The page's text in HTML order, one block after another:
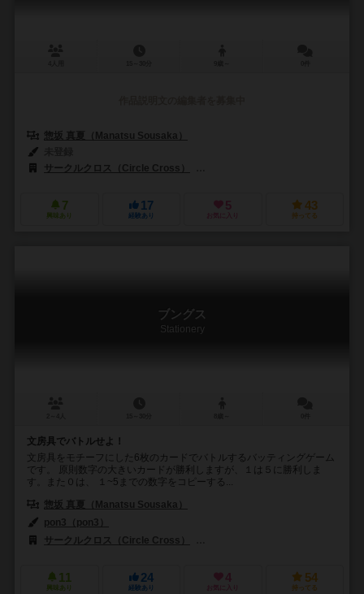
惣坂 真夏（Manatsu Sousaka）
サークルクロス（Circle Cross）
7
興味あり
17
経験あり
5
お気に入り
43
持ってる
ブングス
Stationery
文房具でバトルせよ！
文房具をモチーフにした6枚のカードでバトルするバッティングゲーム
です。 原則数字の大きいカードが勝利しますが、１は５に勝利しま
す。また０は、 １~5までの数字をコピーする...
惣坂 真夏（Manatsu Sousaka）
pon3（pon3）
サークルクロス（Circle Cross）
11
興味あり
24
経験あり
4
お気に入り
54
持ってる